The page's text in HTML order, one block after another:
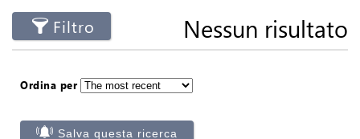
Filtro Nessun risultato
Ordina per
Salva questa ricerca